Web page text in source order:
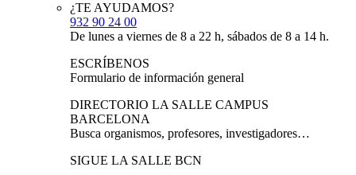
¿TE AYUDAMOS?
932 90 24 00
De lunes a viernes de 8 a 22 h, sábados de 8 a 14 h.
ESCRÍBENOS
Formulario de información general
DIRECTORIO LA SALLE CAMPUS
BARCELONA
Busca organismos, profesores, investigadores…
SIGUE LA SALLE BCN